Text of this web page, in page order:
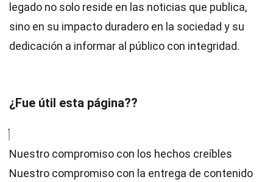
legado no solo reside en las noticias que publica,
sino en su impacto duradero en la sociedad y su
dedicación a informar al público con integridad.
¿Fue útil esta página??
Nuestro compromiso con los hechos creíbles
Nuestro compromiso con la entrega de contenido